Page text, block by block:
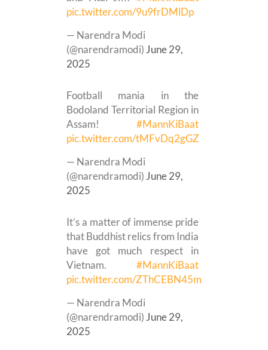
pic.twitter.com/9u9frDMlDp
— Narendra Modi
(@narendramodi) June 29,
2025
Football mania in the
Bodoland Territorial Region in
Assam! #MannKiBaat
pic.twitter.com/tMFvDq2gGZ
— Narendra Modi
(@narendramodi) June 29,
2025
It’s a matter of immense pride
that Buddhist relics from India
have got much respect in
Vietnam. #MannKiBaat
pic.twitter.com/ZThCEBN45m
— Narendra Modi
(@narendramodi) June 29,
2025